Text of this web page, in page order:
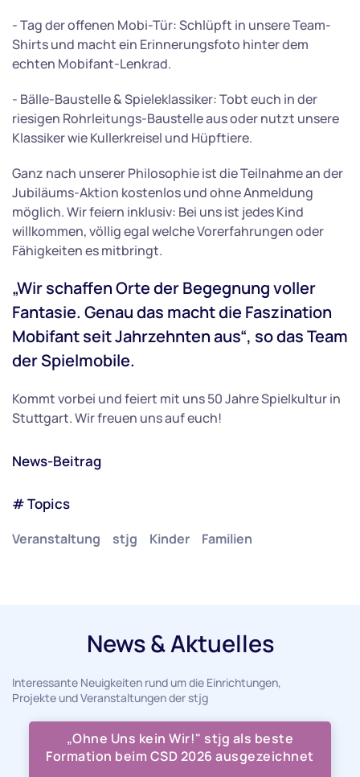
# Topics
Veranstaltung stjg Kinder Familien
- Tag der offenen Mobi-Tür: Schlüpft in unsere Team-
Shirts und macht ein Erinnerungsfoto hinter dem
echten Mobifant-Lenkrad.
- Bälle-Baustelle & Spieleklassiker: Tobt euch in der
riesigen Rohrleitungs-Baustelle aus oder nutzt unsere
Klassiker wie Kullerkreisel und Hüpftiere.
Ganz nach unserer Philosophie ist die Teilnahme an der
Jubiläums-Aktion kostenlos und ohne Anmeldung
möglich. Wir feiern inklusiv: Bei uns ist jedes Kind
willkommen, völlig egal welche Vorerfahrungen oder
Fähigkeiten es mitbringt.
„Wir schaffen Orte der Begegnung voller
Fantasie. Genau das macht die Faszination
Mobifant seit Jahrzehnten aus“, so das Team
der Spielmobile.
Kommt vorbei und feiert mit uns 50 Jahre Spielkultur in
Stuttgart. Wir freuen uns auf euch!
News-Beitrag
News & Aktuelles
Interessante Neuigkeiten rund um die Einrichtungen,
Projekte und Veranstaltungen der stjg
„Ohne Uns kein Wir!" stjg als beste
Formation beim CSD 2026 ausgezeichnet